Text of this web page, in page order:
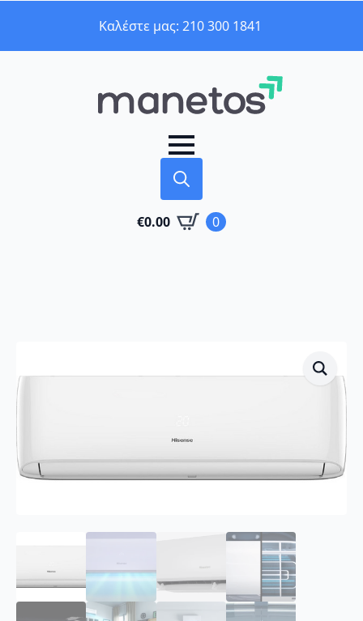
Καλέστε μας: 210 300 1841
for:
€0.00 0